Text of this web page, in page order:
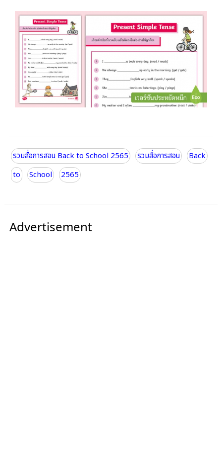
รวมสื่อการสอน Back to School 2565 รวมสื่อการสอน
Back
to
School 2565
Advertisement